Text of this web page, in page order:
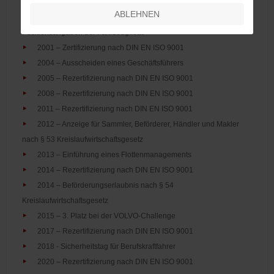
2000 – Einführung eines Datenübermittlungssystems mit
Positionsangaben der Fahrzeugflotte
2001 – Zertifizierung nach DIN EN ISO 9001
2004 – Ausscheiden eines Geschäftsführers
2005 – Rezertifizierung nach DIN EN ISO 9001
2008 – Rezertifizierung nach DIN EN ISO 9001
2011 – Rezertifizierung nach DIN EN ISO 9001
2012 – Anzeige für Sammler, Beförderer, Händler und Makler
nach § 53 Kreislaufwirtschaftsgesetz
2013 – Einführung eines Flottenmanagements
2014 – Rezertifizierung nach DIN EN ISO 9001
2014 – Beförderungserlaubnis nach § 54
Kreislaufwirtschaftsgesetz
2015 – 3. Platz bei der VOLVO-Challenge
2017 – Rezertifizierung nach DIN EN ISO 9001
2018 - Sicherheitstag für Berufskraftfahrer
2020 – Rezertifizierung nach DIN EN ISO 9001
ABLEHNEN